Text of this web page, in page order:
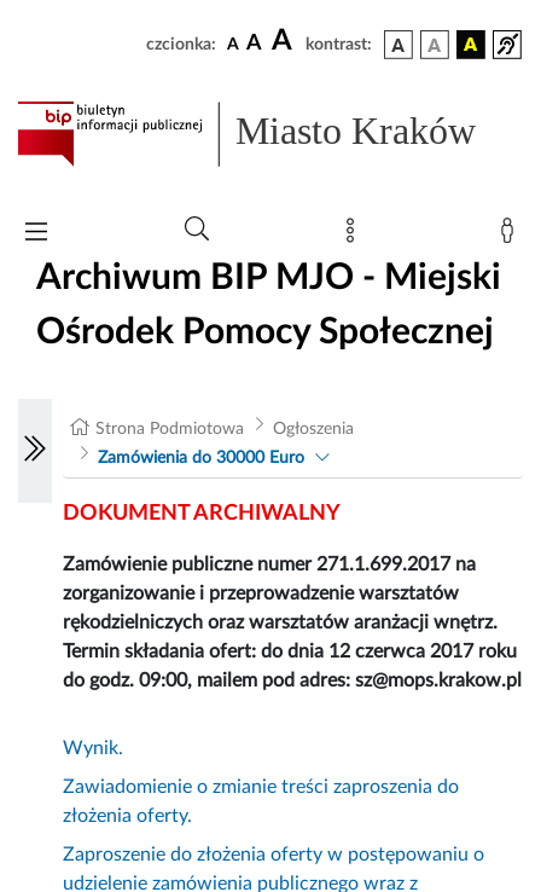
czcionka: A A A kontrast:
Miasto Kraków
Archiwum BIP MJO - Miejski
Ośrodek Pomocy Społecznej
Strona Podmiotowa
Ogłoszenia
Zamówienia do 30000 Euro
DOKUMENT ARCHIWALNY
Zamówienie publiczne numer 271.1.699.2017 na
zorganizowanie i przeprowadzenie warsztatów
rękodzielniczych oraz warsztatów aranżacji wnętrz.
Termin składania ofert: do dnia 12 czerwca 2017 roku
do godz. 09:00, mailem pod adres: sz@mops.krakow.pl
Wynik.
Zawiadomienie o zmianie treści zaproszenia do
złożenia oferty.
Zaproszenie do złożenia oferty w postępowaniu o
udzielenie zamówienia publicznego wraz z